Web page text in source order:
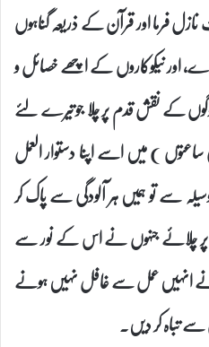
فرما اور قرآن کے ذریعہ گناہوں
اور نیکوکاروں کے اچھے خصائل و
کے نقش قدم پر چلا جو تیرے لئے
) میں اسے اپنا دستوار العمل
سے تو ہمیں ہر آلودگی سے پاک کر
چلائے جنہوں نے اس کے نور سے
انہیں عمل سے غافل نہیں ہونے
تباہ کر دیں۔